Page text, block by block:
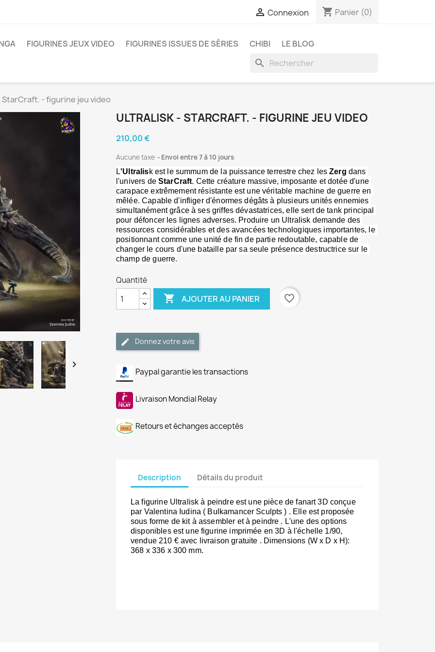
 Connexion shopping_cart Panier (0)
FIGURINES JEUX VIDEO FIGURINES ISSUES DE SÉRIES CHIBI LE BLOG
search
- figurine jeu video

ULTRALISK - STARCRAFT. - FIGURINE JEU VIDEO
210,00 €
Aucune taxe Envoi entre 7 à 10 jours
L'Ultralisk est le summum de la puissance terrestre chez les Zerg dans
l'univers de StarCraft. Cette créature massive, imposante et dotée d'une
carapace extrêmement résistante est une véritable machine de guerre en
mêlée. Capable d'infliger d'énormes dégâts à plusieurs unités ennemies
simultanément grâce à ses griffes dévastatrices, elle sert de tank principal
pour défoncer les lignes adverses. Produire un Ultralisk demande des
ressources considérables et des avancées technologiques importantes, le
positionnant comme une unité de fin de partie redoutable, capable de
changer le cours d'une bataille par sa seule présence destructrice sur le
champ de guerre.
Quantité
 AJOUTER AU PANIER favorite_border
Donnez votre avis
Paypal garantie les transactions
Livraison Mondial Relay
Retours et échanges acceptés
Description Détails du produit
La figurine Ultralisk à peindre est une pièce de fanart 3D conçue
par Valentina Iudina ( Bulkamancer Sculpts ) . Elle est proposée
sous forme de kit à assembler et à peindre . L'une des options
disponibles est une figurine imprimée en 3D à l'échelle 1/90,
vendue 210 € avec livraison gratuite . Dimensions (W x D x H):
368 x 336 x 300 mm.